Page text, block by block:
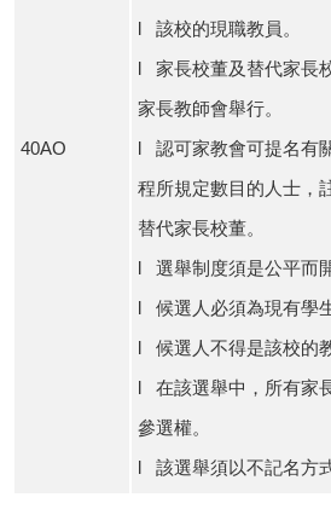
40AO
l 該校的現職教員。
l 家長校董及替代家長
家長教師會舉行。
l 認可家教會可提名有
程所規定數目的人士，
替代家長校董。
l 選舉制度須是公平而
l 候選人必須為現有學
l 候選人不得是該校的教
l 在該選舉中，所有家
參選權。
l 該選舉須以不記名方